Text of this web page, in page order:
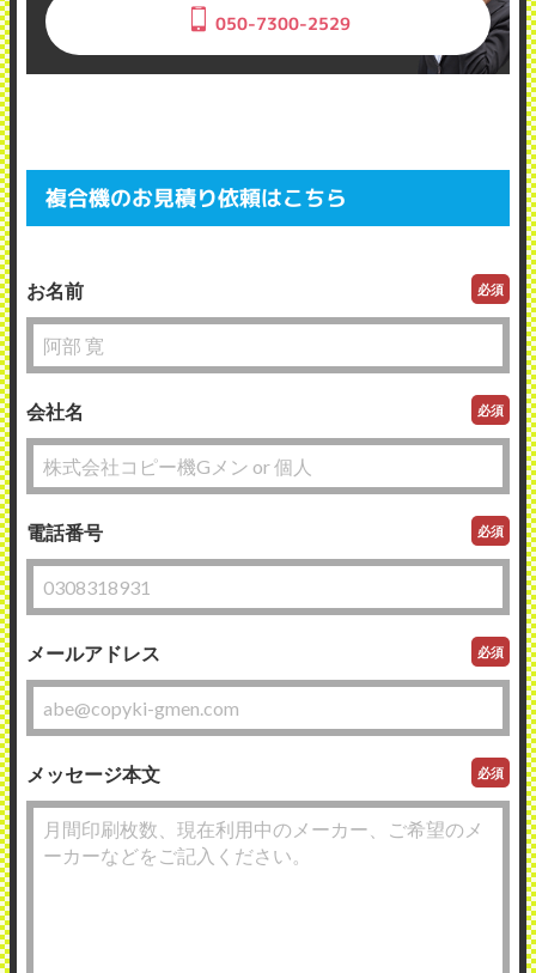
050-7300-2529
複合機のお見積り依頼はこちら
お名前 必須
会社名 必須
電話番号 必須
メールアドレス 必須
メッセージ本文 必須